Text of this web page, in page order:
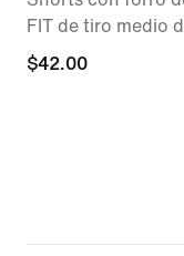
FIT de tiro medio
$42.00
$42.00